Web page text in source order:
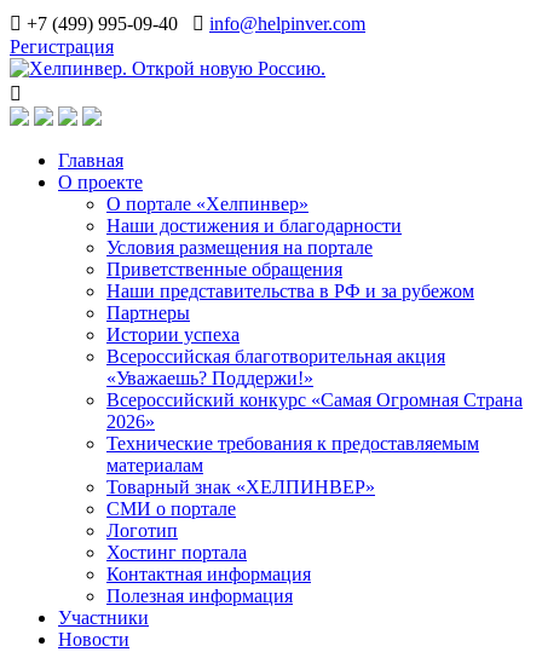
+7 (499) 995-09-40
info@helpinver.com
Регистрация
Главная
О проекте
О портале «Хелпинвер»
Наши достижения и благодарности
Условия размещения на портале
Приветственные обращения
Наши представительства в РФ и за рубежом
Партнеры
Истории успеха
Всероссийская благотворительная акция
«Уважаешь? Поддержи!»
Всероссийский конкурс «Самая Огромная Страна
2026»
Технические требования к предоставляемым
материалам
Товарный знак «ХЕЛПИНВЕР»
СМИ о портале
Логотип
Хостинг портала
Контактная информация
Полезная информация
Участники
Новости